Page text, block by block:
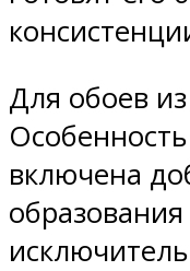
Для обоев
включена